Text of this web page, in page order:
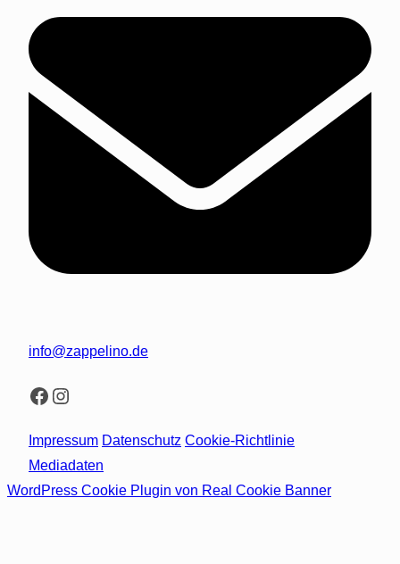
info@zappelino.de
Facebook
Instagram
Impressum Datenschutz Cookie-Richtlinie
Mediadaten
WordPress Cookie Plugin von Real Cookie Banner